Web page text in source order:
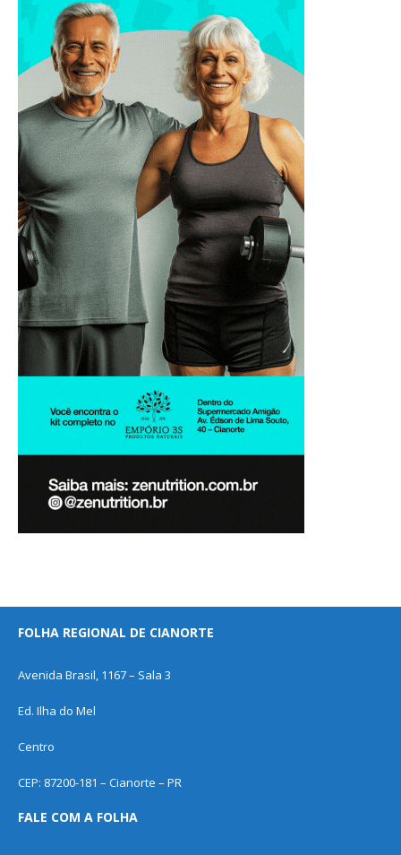
FOLHA REGIONAL DE CIANORTE
Avenida Brasil, 1167 – Sala 3
Ed. Ilha do Mel
Centro
CEP: 87200-181 – Cianorte – PR
FALE COM A FOLHA